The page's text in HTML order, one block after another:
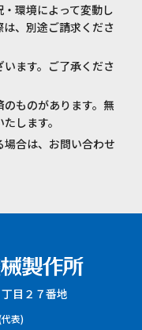
環境によって変動し
、別途ご請求くださ
ます。ご了承くださ
ものがあります。無
します。
合は、お問い合わせ
目２７番地
表)